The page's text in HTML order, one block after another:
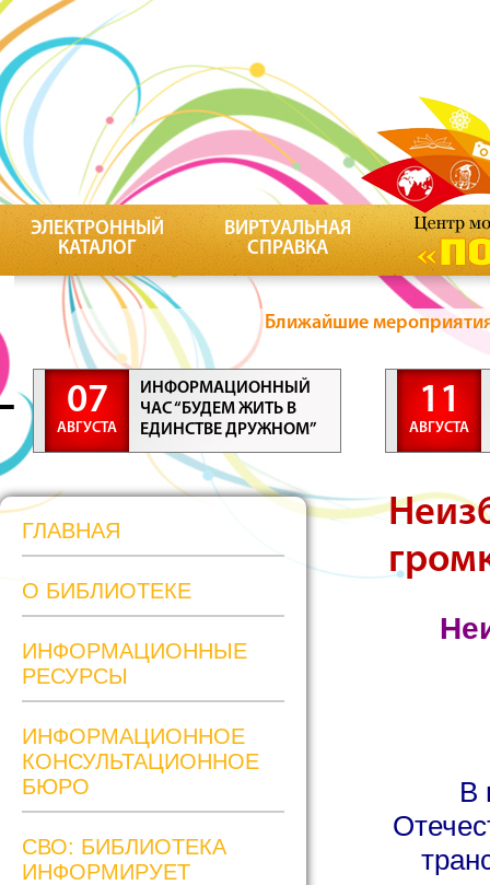
ЭЛЕКТРОННЫЙ
КАТАЛОГ
ВИРТУАЛЬНАЯ
СПРАВКА
Ближайшие
07
АВГУСТА
ИНФОРМАЦИОННЫЙ
ЧАС “БУДЕМ ЖИТЬ В
ЕДИНСТВЕ ДРУЖНОМ”
11
АВГУСТА
ГЛАВНАЯ
О БИБЛИОТЕКЕ
ИНФОРМАЦИОННЫЕ
РЕСУРСЫ
ИНФОРМАЦИОННОЕ
КОНСУЛЬТАЦИОННОЕ
БЮРО
СВО: БИБЛИОТЕКА
ИНФОРМИРУЕТ
В